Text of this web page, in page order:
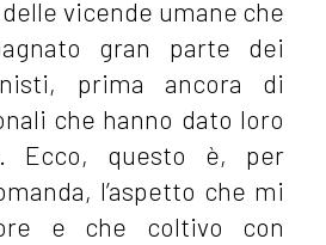
vicende umane che
gran parte dei
prima ancora di
che hanno dato loro
Ecco, questo è, per
l’aspetto che mi
e che coltivo con